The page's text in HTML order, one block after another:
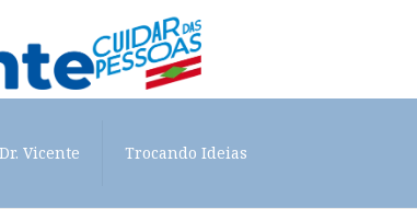
Vicente Trocando Ideias